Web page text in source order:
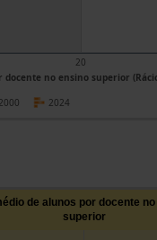
docente no ensino superior
20
2024
2000
de alunos por docente
superior